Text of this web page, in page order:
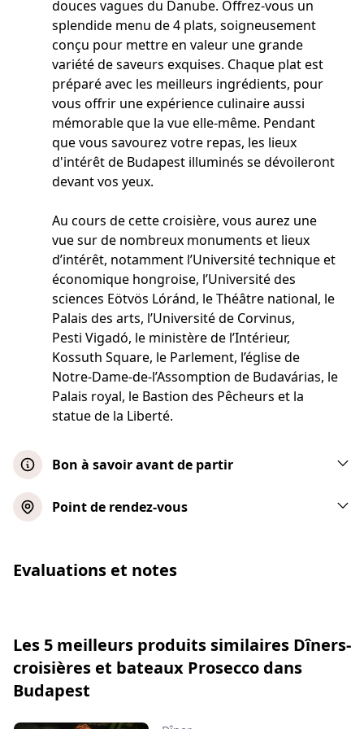
douces vagues du Danube. Offrez-vous un
splendide menu de 4 plats, soigneusement
conçu pour mettre en valeur une grande
variété de saveurs exquises. Chaque plat est
préparé avec les meilleurs ingrédients, pour
vous offrir une expérience culinaire aussi
mémorable que la vue elle-même. Pendant
que vous savourez votre repas, les lieux
d'intérêt de Budapest illuminés se dévoileront
devant vos yeux.
Au cours de cette croisière, vous aurez une
vue sur de nombreux monuments et lieux
d’intérêt, notamment l’Université technique et
économique hongroise, l’Université des
sciences Eötvös Lóránd, le Théâtre national, le
Palais des arts, l’Université de Corvinus,
Pesti Vigadó, le ministère de l’Intérieur,
Kossuth Square, le Parlement, l’église de
Notre-Dame-de-l’Assomption de Budavárias, le
Palais royal, le Bastion des Pêcheurs et la
statue de la Liberté.
Bon à savoir avant de partir
Un billet pour enfant ne comprend pas le
l'avance si vous souhaitez le réserver.
langues à bord.
Veuillez vous présenter au lieu de rendez-
vous 30 minutes avant le début de
Point de rendez-vous
folklorique
Dîner de 4 plats avec spectacle
folklorique et table à fenêtre
Evaluations et notes
Les 5 meilleurs produits similaires Dîners-
croisières et bateaux Prosecco dans
Budapest